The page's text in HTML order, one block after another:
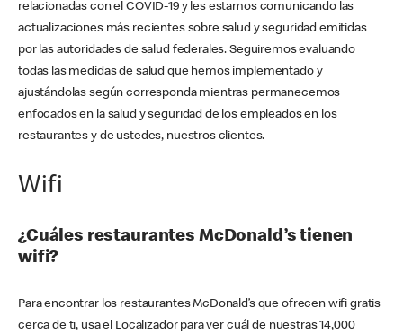
relacionadas con el COVID-19 y les estamos comunicando las
actualizaciones más recientes sobre salud y seguridad emitidas
por las autoridades de salud federales. Seguiremos evaluando
todas las medidas de salud que hemos implementado y
ajustándolas según corresponda mientras permanecemos
enfocados en la salud y seguridad de los empleados en los
restaurantes y de ustedes, nuestros clientes.
Wifi
¿Cuáles restaurantes McDonald’s tienen
wifi?
Para encontrar los restaurantes McDonald’s que ofrecen wifi gratis
cerca de ti, usa el Localizador para ver cuál de nuestras 14,000